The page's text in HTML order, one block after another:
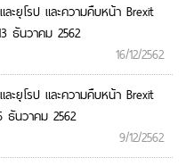
ะยุโรป และความคืบหน้า Brexit
ธันวาคม 2562
16/12/2562
ะยุโรป และความคืบหน้า Brexit
ธันวาคม 2562
9/12/2562